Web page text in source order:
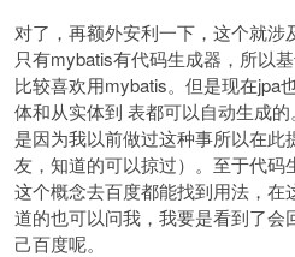
对了，再额外安利一下，这个就
只有mybatis有代码生成器，所以
比较喜欢用mybatis。但是现在jpa
体和从实体到 表都可以自动生成
是因为我以前做过这种事所以在此
友，知道的可以掠过）。至于代码
这个概念去百度都能找到用法，在
道的也可以问我，我要是看到了会
己百度呢。